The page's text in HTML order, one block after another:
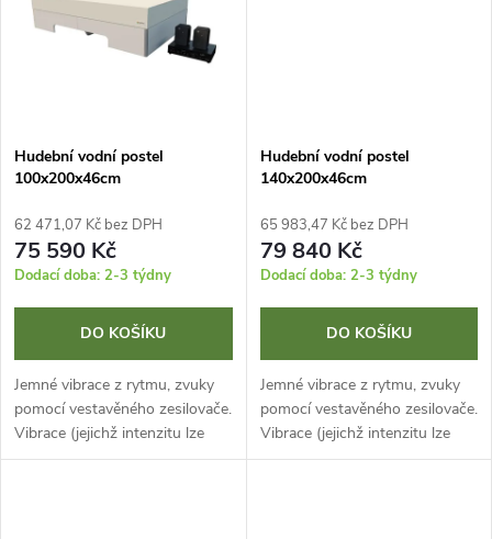
ů
Hudební vodní postel
100x200x46cm
62 471,07 Kč bez DPH
75 590 Kč
Dodací doba: 2-3 týdny
DO KOŠÍKU
Jemné vibrace z rytmu, zvuky
pomocí vestavěného zesilovače.
Vibrace (jejichž intenzitu lze
podle potřeby upravit pomocí
Hudební vodní postel
140x200x46cm
65 983,47 Kč bez DPH
79 840 Kč
Dodací doba: 2-3 týdny
DO KOŠÍKU
Jemné vibrace z rytmu, zvuky
pomocí vestavěného zesilovače.
Vibrace (jejichž intenzitu lze
podle potřeby upravit pomocí